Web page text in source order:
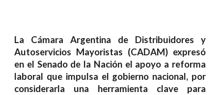
La Cámara Argentina de Distribuidores y
Autoservicios Mayoristas (CADAM) expresó
en el Senado de la Nación el apoyo a reforma
laboral que impulsa el gobierno nacional, por
considerarla una herramienta clave para